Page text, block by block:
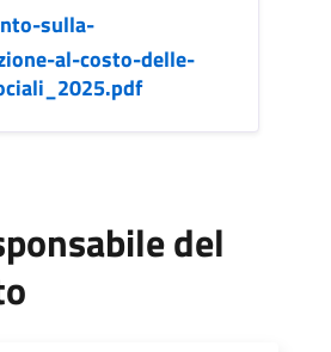
sulla-
al-costo-delle-
del